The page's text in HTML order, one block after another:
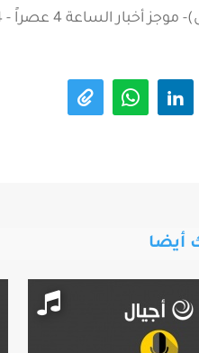
الساعة 4 عصراً - 24-05-2023
أيضا